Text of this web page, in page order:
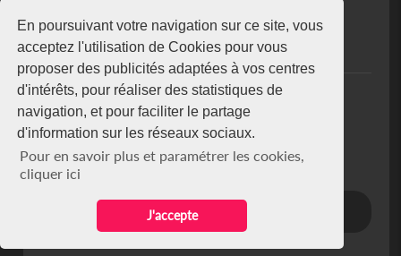
En poursuivant votre navigation sur ce site, vous
acceptez l'utilisation de Cookies pour vous
proposer des publicités adaptées à vos centres
d'intérêts, pour réaliser des statistiques de
navigation, et pour faciliter le partage
d'information sur les réseaux sociaux.
Pour en savoir plus et paramétrer les cookies,
cliquer ici
J'accepte
koaci@yahoo.fr
+225 07 08 85 52 93
NEWSLETTER
Restez connecté via notre newsletter
S'abonner
Se désabonner